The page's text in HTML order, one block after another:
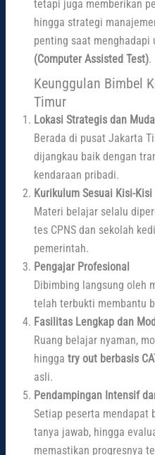
tetapi juga memberikan
hingga strategi
penting saat menghadapi
(Computer Assisted Test).
Keunggulan Bimbel
Timur
Lokasi Strategis dan
Berada di pusat Jakarta
dijangkau baik dengan
kendaraan pribadi.
Kurikulum Sesuai Kisi-Kisi
Materi belajar selalu
tes CPNS dan sekolah
pemerintah.
Pengajar Profesional
Dibimbing langsung oleh
telah terbukti membantu
Fasilitas Lengkap dan
Ruang belajar nyaman,
hinggatry out berbasis
asli.
Pendampingan Intensif
Setiap peserta mendapat
tanya jawab, hingga
memastikan progresnya